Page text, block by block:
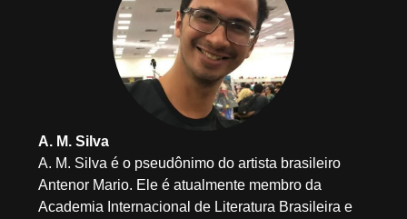
A. M. Silva
A. M. Silva é o pseudônimo do artista brasileiro
Antenor Mario. Ele é atualmente membro da
Academia Internacional de Literatura Brasileira e